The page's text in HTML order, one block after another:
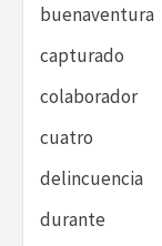
buenaventura
capturado
colaborador
cuatro
delincuencia
durante